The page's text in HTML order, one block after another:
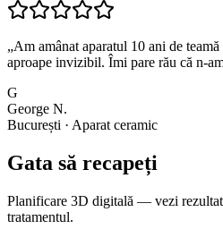
„Am amânat aparatul 10 ani de
aproape invizibil. Îmi pare rău că n-
G
George N.
București · Aparat ceramic
Gata să recapeți
Planificare 3D digitală — vezi
tratamentul.